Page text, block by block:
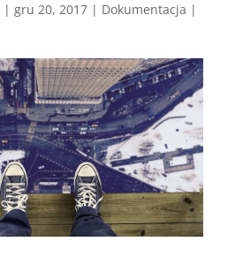
| gru 20, 2017| Dokumentacja |